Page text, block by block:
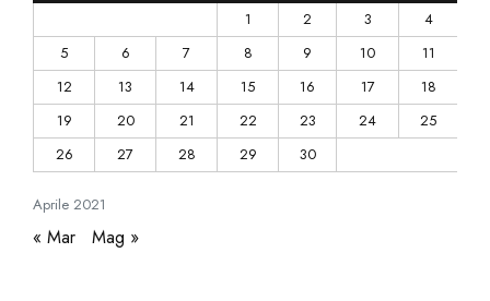
Aprile 2021
1
2 3
4
5
6 7 8 9 10
11
12
13 14 15 16 17
18
19
20 21 22 23 24
25
26
27 28 29 30
« Mar Mag »